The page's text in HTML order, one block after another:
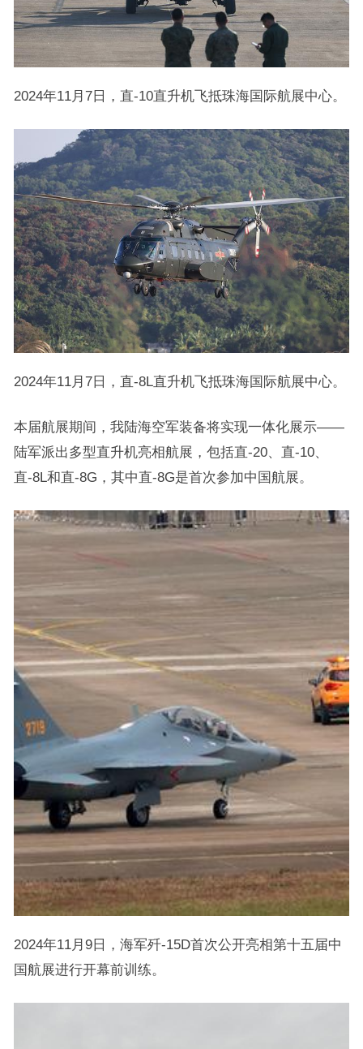
2024年11月7日，直-10直升机飞抵珠海国际航展中心。
2024年11月7日，直-8L直升机飞抵珠海国际航展中心。
本届航展期间，我陆海空军装备将实现一体化展示——
陆军派出多型直升机亮相航展，包括直-20、直-10、
直-8L和直-8G，其中直-8G是首次参加中国航展。
2024年11月9日，海军歼-15D首次公开亮相第十五届中
国航展进行开幕前训练。